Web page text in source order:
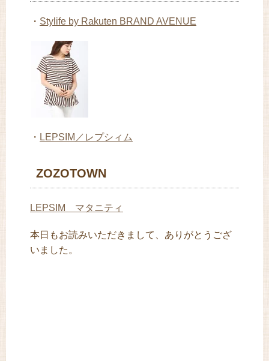
・ Stylife by Rakuten BRAND AVENUE
・ LEPSIM／レプシィム
ZOZOTOWN
LEPSIM マタニティ
本日もお読みいただきまして、ありがとうござ
いました。